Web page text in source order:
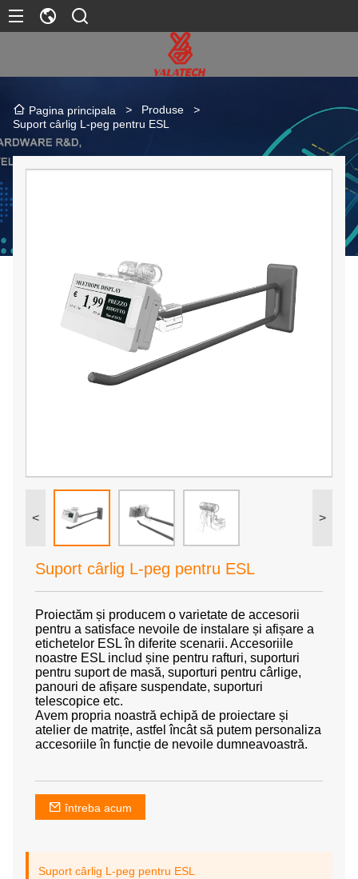
Pagina principala > Produse
>
Suport cârlig L-peg pentru ESL
< >
Suport cârlig L-peg pentru ESL
Proiectăm și producem o varietate de accesorii
pentru a satisface nevoile de instalare și afișare a
etichetelor ESL în diferite scenarii. Accesoriile
noastre ESL includ șine pentru rafturi, suporturi
pentru suport de masă, suporturi pentru cârlige,
panouri de afișare suspendate, suporturi
telescopice etc.
Avem propria noastră echipă de proiectare și
atelier de matrițe, astfel încât să putem personaliza
accesoriile în funcție de nevoile dumneavoastră.
întreba acum
Suport cârlig L-peg pentru ESL